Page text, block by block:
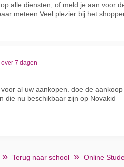
alle diensten, of meld je aan voor
meteen Veel plezier bij het
7 dagen
al uw aankopen. doe de aankoop
die nu beschikbaar zijn op Novakid
Terug naar school Online